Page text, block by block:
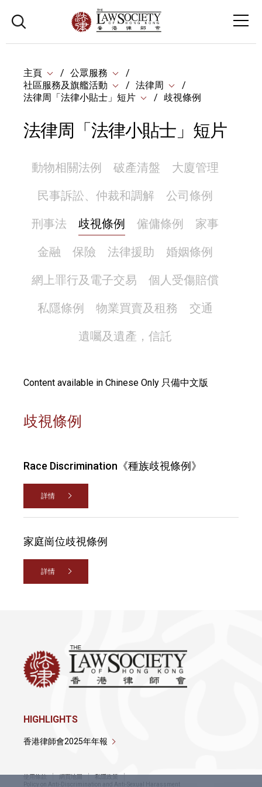
主頁
公眾服務
社區服務及旗艦活動
法律周
法律周「法律小貼士」短片
歧視條例
法律周「法律小貼士」短片
動物相關法例 破產清盤
大廈管理
民事訴訟、仲裁和調解
公司條例
刑事法
歧視條例 僱傭條例
家事
金融
保險 法律援助
婚姻條例
網上罪行及電子交易
個人受傷賠償
私隱條例
物業買賣及租務
交通
遺囑及遺產，信託
Content available in Chinese Only 只備中文版
歧視條例
Race Discrimination《種族歧視條例》
詳情
家庭崗位歧視條例
詳情
HIGHLIGHTS
香港律師會2025年年報
使用條款 網頁地圖
私隱政策
Policy on Anti-Discrimination and Anti-Sexual Harassment